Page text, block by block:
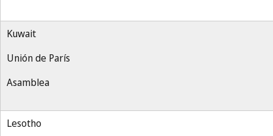
Kuwait
Unión de París
Asamblea
Lesotho